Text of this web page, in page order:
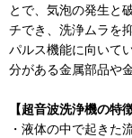
とで、気泡の発生と
チでき、洗浄ムラを
パルス機能に向いて
分がある金属部品や
【超音波洗浄機の特徴
・液体の中で起きた